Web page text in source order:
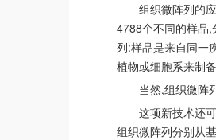
组织微阵列的
4788个不同的样品
列:样品是来自同一
植物或细胞系来制
当然,组织微阵
这项新技术还
组织微阵列分别从